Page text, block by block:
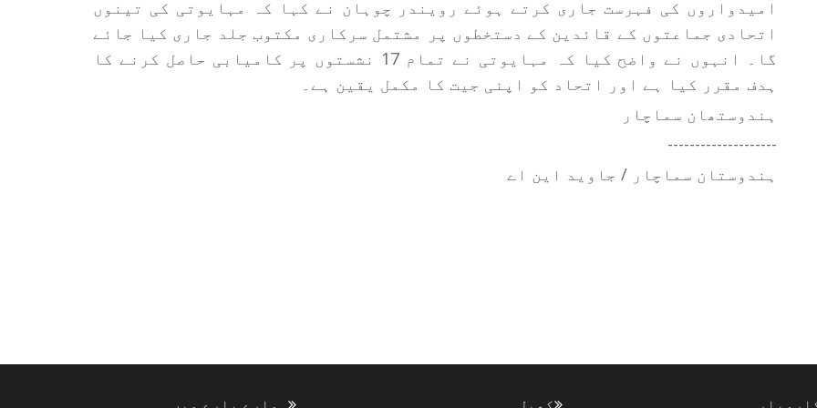
امیدواروں کی فہرست جاری کرتے ہوئے رویندر چوہان نے کہا کہ مہایوتی کی تینوں
اتحادی جماعتوں کے قائدین کے دستخطوں پر مشتمل سرکاری مکتوب جلد جاری کیا جائے
گا۔ انہوں نے واضح کیا کہ مہایوتی نے تمام 17 نشستوں پر کامیابی حاصل کرنے کا
ہدف مقرر کیا ہے اور اتحاد کو اپنی جیت کا مکمل یقین ہے۔
ہندوستھان سماچار
--------------------
ہندوستان سماچار / جاوید این اے